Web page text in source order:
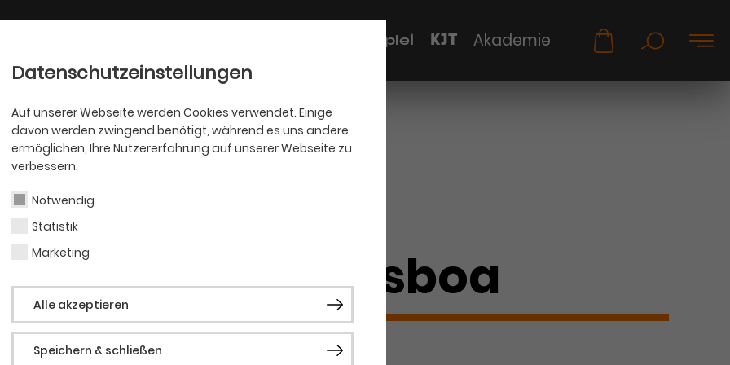
Datenschutzeinstellungen
Auf unserer Webseite werden Cookies verwendet. Einige
davon werden zwingend benötigt, während es uns andere
ermöglichen, Ihre Nutzererfahrung auf unserer Webseite zu
verbessern.
Notwendig
Statistik
Marketing
Alle akzeptieren
Speichern & schließen
Schauspiel KJT Akademie
Jaq Lisboa